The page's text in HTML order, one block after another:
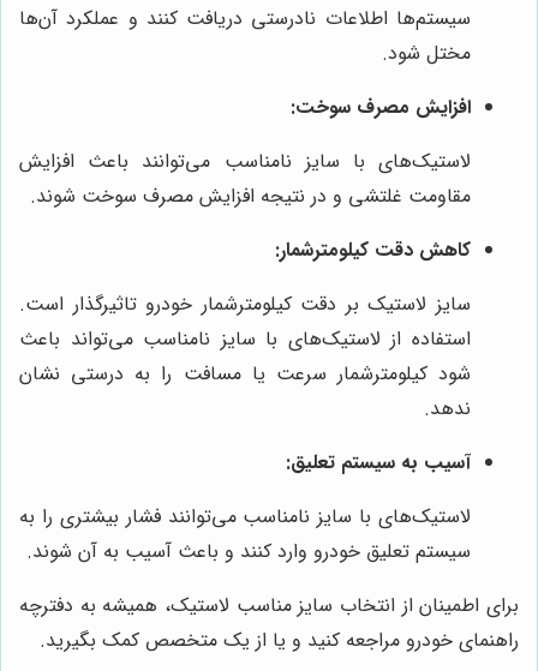
سیستم‌ها اطلاعات نادرستی دریافت کنند و عملکرد آن‌ها
مختل شود.
افزایش مصرف سوخت:
لاستیک‌های با سایز نامناسب می‌توانند باعث افزایش
مقاومت غلتشی و در نتیجه افزایش مصرف سوخت شوند.
کاهش دقت کیلومترشمار:
سایز لاستیک بر دقت کیلومترشمار خودرو تاثیرگذار است.
استفاده از لاستیک‌های با سایز نامناسب می‌تواند باعث
شود کیلومترشمار سرعت یا مسافت را به درستی نشان
ندهد.
آسیب به سیستم تعلیق:
لاستیک‌های با سایز نامناسب می‌توانند فشار بیشتری را به
سیستم تعلیق خودرو وارد کنند و باعث آسیب به آن شوند.
برای اطمینان از انتخاب سایز مناسب لاستیک، همیشه به دفترچه
راهنمای خودرو مراجعه کنید و یا از یک متخصص کمک بگیرید.